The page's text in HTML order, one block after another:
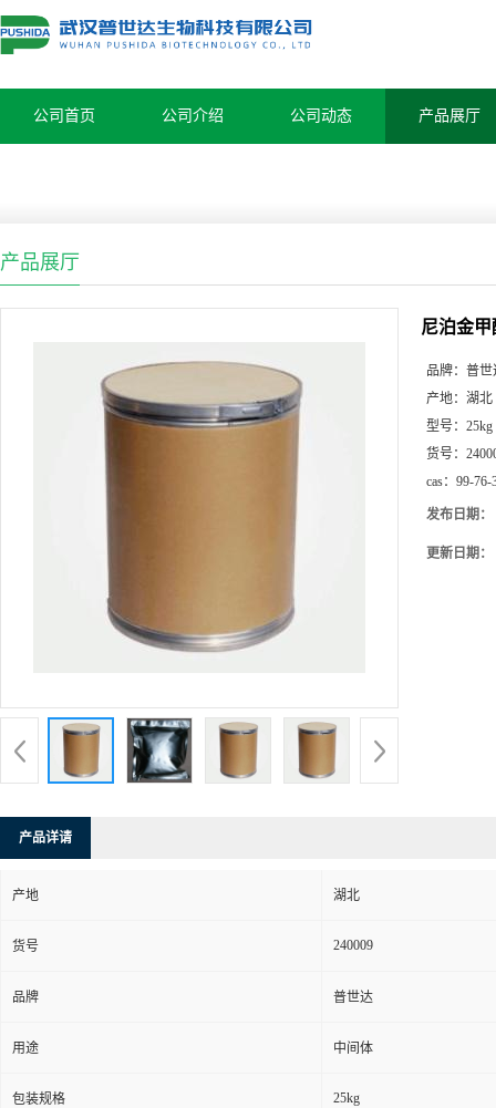
公司首页 公司介绍 公司动态 产品展厅
产品展厅
尼泊金甲
品牌： 普世
产地： 湖北
型号： 25kg
货号：
cas： 99-76-
发布日期：
更新日期：
产品详请
产地 湖北
货号 240009
品牌 普世达
用途 中间体
包装规格 25kg